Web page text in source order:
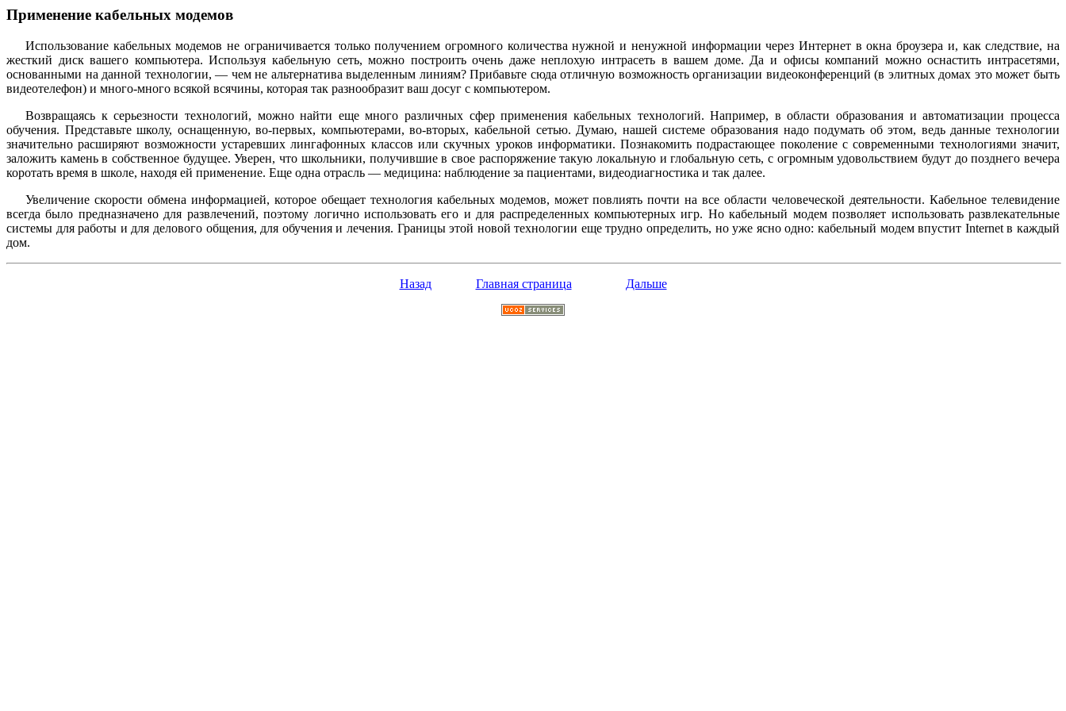
Применение кабельных модемов
Использование кабельных модемов не ограничивается только получением огромного количества нужной и ненужной информации через Интернет в окна броузера и, как следствие, на
жесткий диск вашего компьютера. Используя кабельную сеть, можно построить очень даже неплохую интрасеть в вашем доме. Да и офисы компаний можно оснастить интрасетями,
основанными на данной технологии, — чем не альтернатива выделенным линиям? Прибавьте сюда отличную возможность организации видеоконференций (в элитных домах это может быть
видеотелефон) и много-много всякой всячины, которая так разнообразит ваш досуг с компьютером.
Возвращаясь к серьезности технологий, можно найти еще много различных сфер применения кабельных технологий. Например, в области образования и автоматизации процесса
обучения. Представьте школу, оснащенную, во-первых, компьютерами, во-вторых, кабельной сетью. Думаю, нашей системе образования надо подумать об этом, ведь данные технологии
значительно расширяют возможности устаревших лингафонных классов или скучных уроков информатики. Познакомить подрастающее поколение с современными технологиями значит,
заложить камень в собственное будущее. Уверен, что школьники, получившие в свое распоряжение такую локальную и глобальную сеть, с огромным удовольствием будут до позднего вечера
коротать время в школе, находя ей применение. Еще одна отрасль — медицина: наблюдение за пациентами, видеодиагностика и так далее.
Увеличение скорости обмена информацией, которое обещает технология кабельных модемов, может повлиять почти на все области человеческой деятельности. Кабельное телевидение
всегда было предназначено для развлечений, поэтому логично использовать его и для распределенных компьютерных игр. Но кабельный модем позволяет использовать развлекательные
системы для работы и для делового общения, для обучения и лечения. Границы этой новой технологии еще трудно определить, но уже ясно одно: кабельный модем впустит Internet в каждый
дом.
Назад Главная страница Дальше